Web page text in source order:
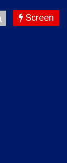
Screen